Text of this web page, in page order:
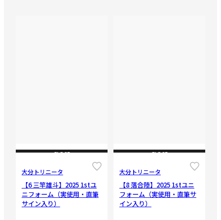
CLOSE
大分トリニータ
【6 三竿雄斗】2025 1stユ
ニフォーム（実使用・直筆
サイン入り）
CLOSE
大分トリニータ
【8 落合陸】2025 1stユニ
フォーム（実使用・直筆サ
イン入り）